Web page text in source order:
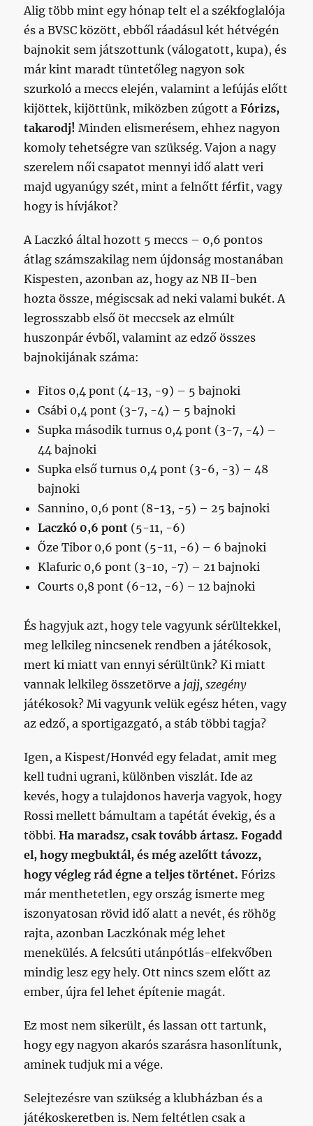
Alig több mint egy hónap telt el a székfoglalója
és a BVSC között, ebből ráadásul két hétvégén
bajnokit sem játszottunk (válogatott, kupa), és
már kint maradt tüntetőleg nagyon sok
szurkoló a meccs elején, valamint a lefújás előtt
kijöttek, kijöttünk, miközben zúgott aFórizs,
takarodj! Minden elismerésem, ehhez nagyon
komoly tehetségre van szükség. Vajon a nagy
szerelem női csapatot mennyi idő alatt veri
majd ugyanúgy szét, mint a felnőtt férfit, vagy
hogy is hívjákot?
A Laczkó által hozott 5 meccs – 0,6 pontos
átlag számszakilag nem újdonság mostanában
Kispesten, azonban az, hogy az NB II-ben
hozta össze, mégiscsak ad neki valami bukét. A
legrosszabb első öt meccsek az elmúlt
huszonpár évből, valamint az edző összes
bajnokijának száma:
Fitos 0,4 pont (4-13, -9) – 5 bajnoki
Csábi 0,4 pont (3-7, -4) – 5 bajnoki
Supka második turnus 0,4 pont (3-7, -4) –
44 bajnoki
Supka első turnus 0,4 pont (3-6, -3) – 48
bajnoki
Sannino, 0,6 pont (8-13, -5) – 25 bajnoki
Laczkó 0,6 pont (5-11, -6)
Őze Tibor 0,6 pont (5-11, -6) – 6 bajnoki
Klafuric 0,6 pont (3-10, -7) – 21 bajnoki
Courts 0,8 pont (6-12, -6) – 12 bajnoki
És hagyjuk azt, hogy tele vagyunk sérültekkel,
meg lelkileg nincsenek rendben a játékosok,
mert ki miatt van ennyi sérültünk? Ki miatt
vannak lelkileg összetörve a jajj, szegény
játékosok? Mi vagyunk velük egész héten, vagy
az edző, a sportigazgató, a stáb többi tagja?
Igen, a Kispest/Honvéd egy feladat, amit meg
kell tudni ugrani, különben viszlát. Ide az
kevés, hogy a tulajdonos haverja vagyok, hogy
Rossi mellett bámultam a tapétát évekig, és a
többi.Ha maradsz, csak tovább ártasz. Fogadd
el, hogy megbuktál, és még azelőtt távozz,
hogy végleg rád égne a teljes történet. Fórizs
már menthetetlen, egy ország ismerte meg
iszonyatosan rövid idő alatt a nevét, és röhög
rajta, azonban Laczkónak még lehet
menekülés. A felcsúti utánpótlás-elfekvőben
mindig lesz egy hely. Ott nincs szem előtt az
ember, újra fel lehet építenie magát.
Ez most nem sikerült, és lassan ott tartunk,
hogy egy nagyon akarós szarásra hasonlítunk,
aminek tudjuk mi a vége.
Selejtezésre van szükség a klubházban és a
játékoskeretben is. Nem feltétlen csak a